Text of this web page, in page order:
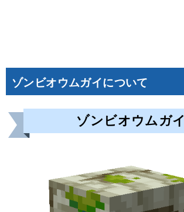
ゾンビオウムガイについて
ゾンビオウムガイ